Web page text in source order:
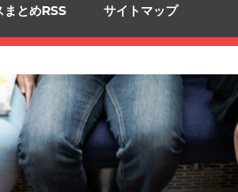
まとめRSS サイトマップ